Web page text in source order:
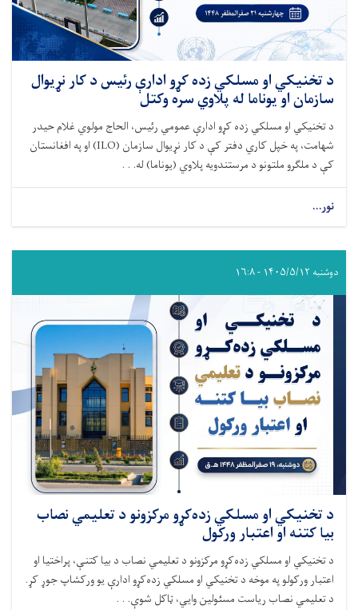
د تخنیکي او مسلکي زده کړو ادارې رئیس د کار نړیوال
سازمان او یوناما له پلاوي سره وکتل
د تخنیکي او مسلکي زده کړو ادارې عمومي رئیس، الحاج مولوي غلام حیدر
شهامت، په خپل کاري دفتر کې د کار نړیوال سازمان (ILO) او په افغانستان
کې د ملګرو ملتونو د مرستندویه پلاوي (یوناما) له. . .
نور...
دوشنبه ۱۴۰۵/۵/۱۲ - ۱۶:۸
د تخنیکي او مسلکي زده‌کړو مرکزونو د تعلیمي نصاب
بیا کتنه او اعتبار ورکول
د تخنیکي او مسلکي زده‌کړو مرکزونو د تعلیمي نصاب د بیا کتنې، پراختیا او
اعتبار ورکولو په موخه د تخنیکي او مسلکي زده‌کړو ادارې یو ورکشاپ جوړ کړ.
د تعلیمي نصاب ریاست مسئولین وایي، ټاکل شوې. . .